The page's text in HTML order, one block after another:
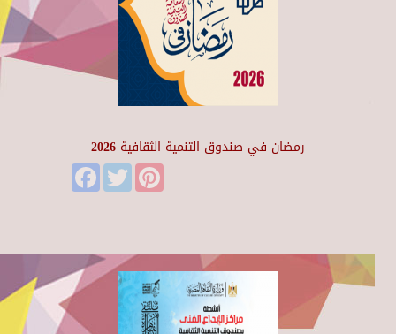
رمضان في صندوق التنمية الثقافية 2026
FacebookTwitter